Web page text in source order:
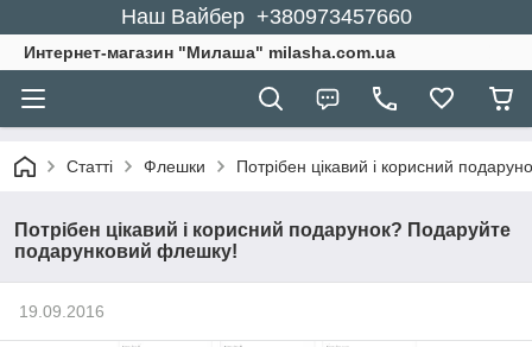
Наш Вайбер +380973457660
Интернет-магазин "Милаша" milasha.com.ua
Статті Флешки Потрібен цікавий і корисний
Потрібен цікавий і корисний подарунок? Подаруйте
подарунковий флешку!
19.09.2016